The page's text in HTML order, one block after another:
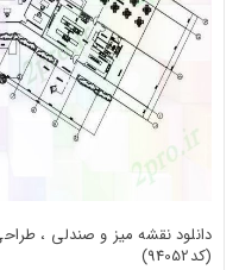
دانلود نقشه میز و صندلی ،
(کد94052)